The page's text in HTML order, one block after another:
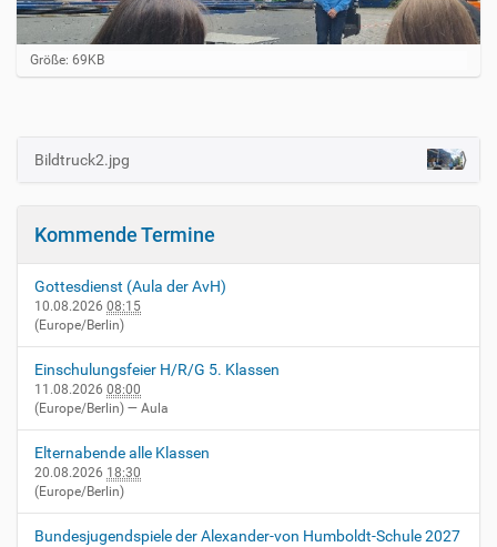
Z
e
B
v
o
G
ö
…
Größe: 69KB
N
i
g
a
t
i
o
n
Bildtruck2.jpg
Kommende Termine
Gottesdienst (Aula der AvH)
10.08.2026 08:15
(Europe/Berlin)
Einschulungsfeier H/R/G 5. Klassen
11.08.2026 08:00
(Europe/Berlin) — Aula
Elternabende alle Klassen
20.08.2026 18:30
(Europe/Berlin)
Bundesjugendspiele der Alexander-von Humboldt-Schule 2027